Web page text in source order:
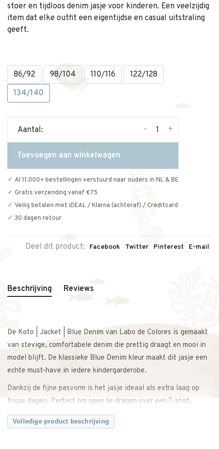
stoer en tijdloos denim jasje voor kinderen. Een veelzijdig
item dat elke outfit een eigentijdse en casual uitstraling
geeft.
86/92 98/104 110/116
122/128
134/140
Aantal: +
-
Toevoegen aan winkelwagen
Al 11.000+ bestellingen verstuurd naar ouders in NL & BE
Gratis verzending vanaf €75
Veilig betalen met iDEAL / Klarna (achteraf) / Creditcard
30 dagen retour
Deel dit product: Facebook Twitter Pinterest E-mail
Beschrijving Reviews
De Koto | Jacket | Blue Denim van Labo de Colores is gemaakt
van stevige, comfortabele denim die prettig draagt en mooi in
model blijft. De klassieke Blue Denim kleur maakt dit jasje een
echte must-have in iedere kindergarderobe.
Dankzij de fijne pasvorm is het jasje ideaal als extra laag op
frisse dagen. Perfect om open te dragen over een T-shirt,
sweater of jurk voor een casual look, maar ook makkelijk netter
te stylen voor een speciale gelegenheid.
Volledige product beschrijving